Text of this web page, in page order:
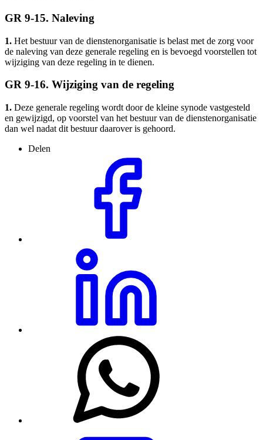
GR 9-15. Naleving
1. Het bestuur van de dienstenorganisatie is belast met de zorg voor
de naleving van deze generale regeling en is bevoegd voorstellen tot
wijziging van deze regeling in te dienen.
GR 9-16. Wijziging van de regeling
1. Deze generale regeling wordt door de kleine synode vastgesteld
en gewijzigd, op voorstel van het bestuur van de dienstenorganisatie
dan wel nadat dit bestuur daarover is gehoord.
Delen